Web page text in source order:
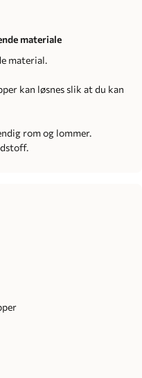
materiale
material.
kan løsnes slik at du kan
rom og lommer.